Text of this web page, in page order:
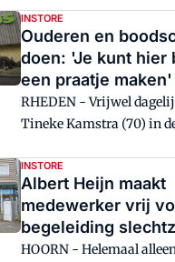
toilet. Geen pretje, weet
Meer (44) uit Bennekom,
andere mensen die lijden
chronische
Vooral omdat een wc
vrij toegankelijk is.
INSTORE
Ouderen en
doen: 'Je kunt hier
een praatje maken'
RHEDEN - Vrijwel
Tineke Kamstra (70) in
boodschappen doet.
ergernis is dat de
haar niet is gericht op
zoals met de
mensen zijn vaak alleen
INSTORE
Albert Heijn maakt
medewerker vrij
begeleiding
HOORN - Helemaal